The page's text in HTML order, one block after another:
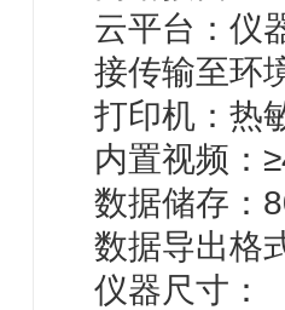
云平台：仪
接传输至环
打印机：热
内置视频：
数据储存：
数据导出格
仪器尺寸：